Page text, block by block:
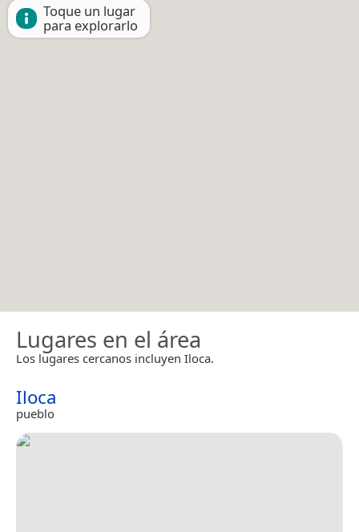
Toque un lugar
para explorarlo
Lugares en el área
Los lugares cercanos incluyen Iloca.
Iloca
pueblo